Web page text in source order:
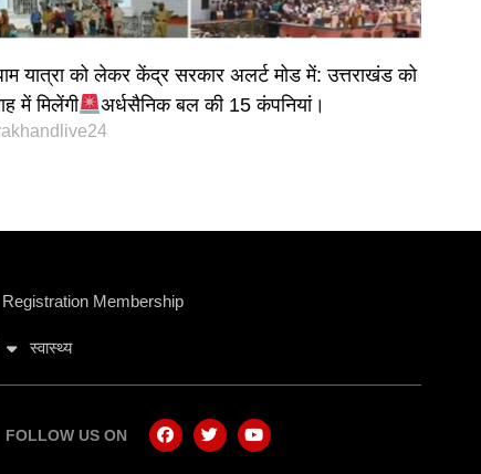
यात्रा को लेकर केंद्र सरकार अलर्ट मोड में: उत्तराखंड को
में मिलेंगी
अर्धसैनिक बल की 15 कंपनियां।
Registration Membership
स्वास्थ्य
FOLLOW US ON